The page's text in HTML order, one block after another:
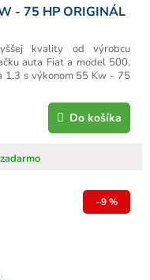
- 75 HP ORIGINÁL
Do košíka
kvality od výrobcu
auta Fiat a model 500.
1.3 s výkonom 55 Kw - 75
–9 %